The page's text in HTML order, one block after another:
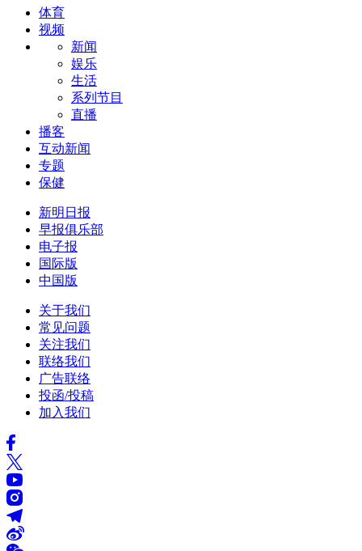
体育
视频
新闻
娱乐
生活
系列节目
直播
播客
互动新闻
专题
保健
新明日报
早报俱乐部
电子报
国际版
中国版
关于我们
常见问题
关注我们
联络我们
广告联络
投函/投稿
加入我们